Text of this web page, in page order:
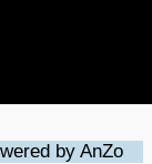
by AnZo